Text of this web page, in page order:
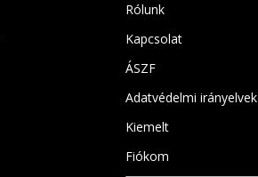
Rólunk
Kapcsolat
ÁSZF
Adatvédelmi irányelvek
Kiemelt
Fiókom